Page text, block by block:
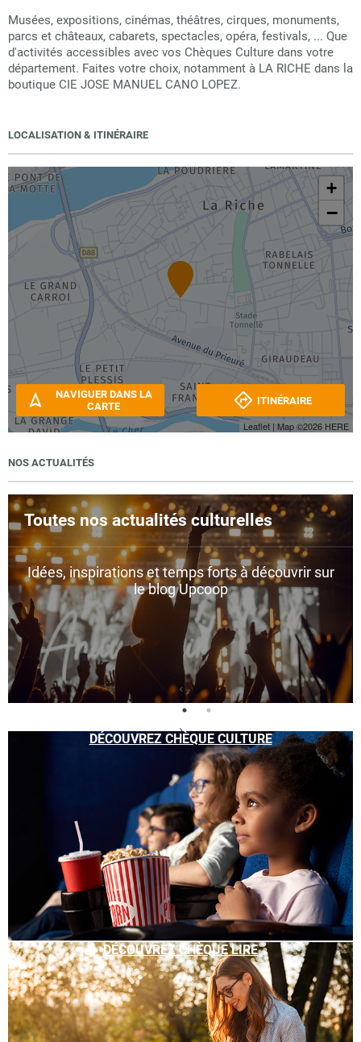
Musées, expositions, cinémas, théâtres, cirques, monuments,
parcs et châteaux, cabarets, spectacles, opéra, festivals, ... Que
d'activités accessibles avec vos Chèques Culture dans votre
département. Faites votre choix, notamment à LA RICHE dans la
boutique CIE JOSE MANUEL CANO LOPEZ.
LOCALISATION & ITINÉRAIRE
+
−
Leaflet | Map ©2026 HERE
NAVIGUER DANS LA
CARTE
ITINÉRAIRE
NOS ACTUALITÉS
Toutes nos actualités culturelles
Idées, inspirations et temps forts à découvrir sur
le blog Upcoop
DÉCOUVREZ CHÈQUE CULTURE
DÉCOUVREZ CHÈQUE LIRE